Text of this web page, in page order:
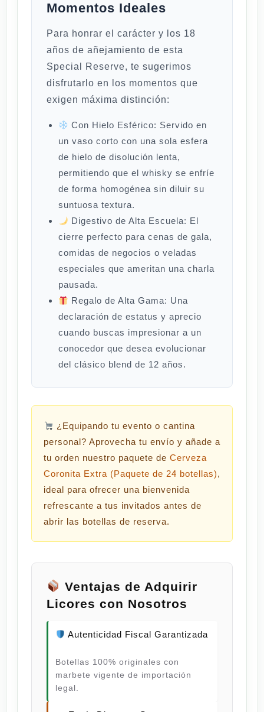
Momentos Ideales
Para honrar el carácter y los 18
años de añejamiento de esta
Special Reserve, te sugerimos
disfrutarlo en los momentos que
exigen máxima distinción:
Con Hielo Esférico: Servido en
un vaso corto con una sola esfera
de hielo de disolución lenta,
permitiendo que el whisky se enfríe
de forma homogénea sin diluir su
suntuosa textura.
Digestivo de Alta Escuela: El
cierre perfecto para cenas de gala,
comidas de negocios o veladas
especiales que ameritan una charla
pausada.
Regalo de Alta Gama: Una
declaración de estatus y aprecio
cuando buscas impresionar a un
conocedor que desea evolucionar
del clásico blend de 12 años.
¿Equipando tu evento o cantina
personal? Aprovecha tu envío y añade a
tu orden nuestro paquete de Cerveza
Coronita Extra (Paquete de 24 botellas),
ideal para ofrecer una bienvenida
refrescante a tus invitados antes de
abrir las botellas de reserva.
Ventajas de Adquirir
Licores con Nosotros
Autenticidad Fiscal Garantizada
Botellas 100% originales con
marbete vigente de importación
legal.